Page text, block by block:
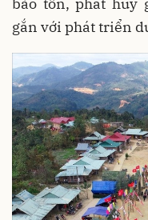
bảo tồn, phát huy
gắn với phát triển